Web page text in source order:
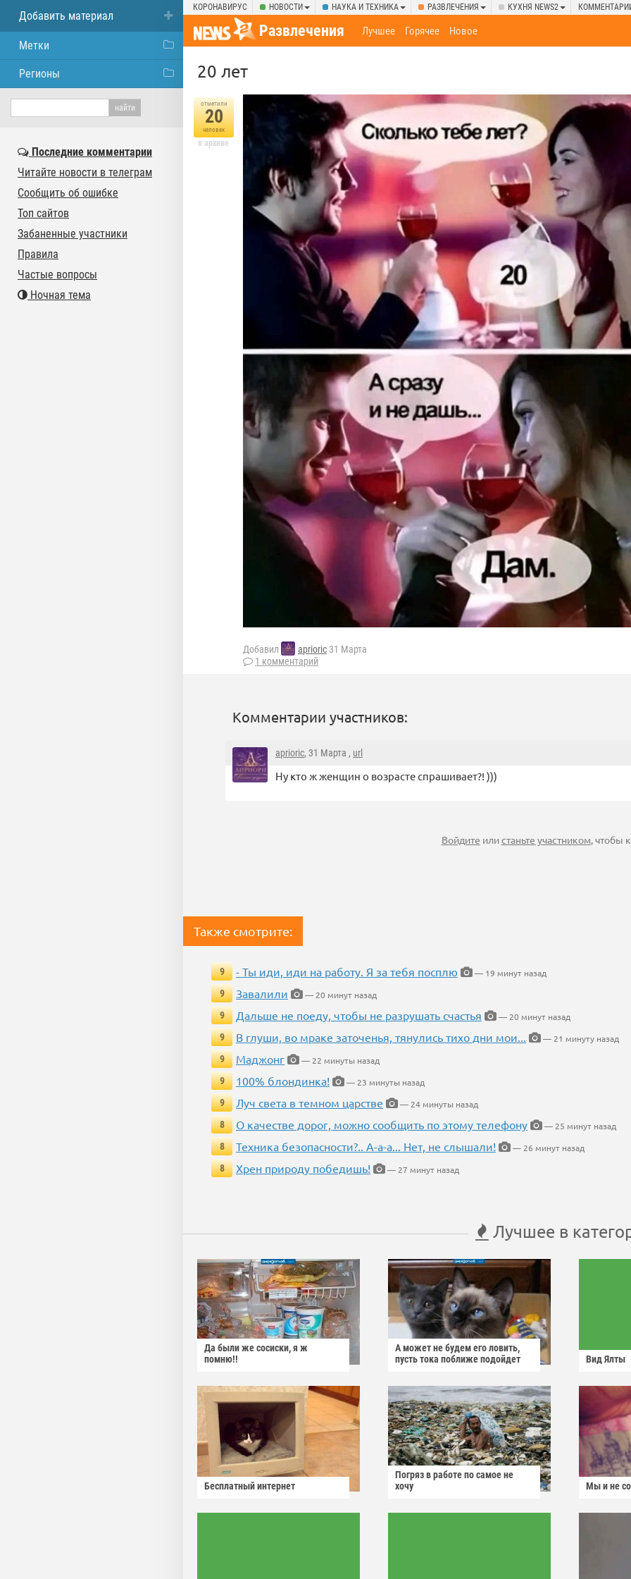
КОРОНАВИРУС НОВОСТИ НАУКА И ТЕХНИКА РАЗВЛЕЧЕНИЯ КУХНЯ NEWS2
Развлечения Лучшее Горячее Новое
20 лет
отметили
20
человек
в архиве
Добавил aprioric 31 Марта
1 комментарий
Комментарии участников:
aprioric, 31 Марта , url
Ну кто ж женщин о возрасте спрашивает?! )))
Войдите илистаньте участником, чтобы
Также смотрите:
9 - Ты иди, иди на работу. Я за тебя посплю
— 19 минут назад
9
Завалили
— 20 минут назад
9
Дальше не поеду, чтобы не разрушать счастья
— 20 минут назад
9
В глуши, во мраке заточенья, тянулись тихо дни мои...
— 21 минуту назад
9
Маджонг
— 22 минуты назад
9
100% блондинка!
— 23 минуты назад
9
Луч света в темном царстве
— 24 минуты назад
8
О качестве дорог, можно сообщить по этому телефону
— 25 минут назад
8
Техника безопасности?.. А-а-а... Нет, не слышали!
— 26 минут назад
8
Хрен природу победишь! — 27 минут назад
Лучшее в
Да были же сосиски, я ж
помню!!
А может не будем его ловить,
пусть тока поближе подойдет
Вид Ялты
Бесплатный интернет
Погряз в работе по самое не
хочу
Мы и не
Добавить материал
Метки
Регионы
Последние комментарии
Читайте новости в телеграм
Сообщить об ошибке
Топ сайтов
Забаненные участники
Правила
Частые вопросы
Ночная тема